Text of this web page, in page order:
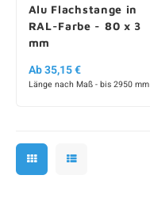
Alu Flachstange in
RAL-Farbe - 80 x 3
mm
Ab 35,15 €
Länge nach Maß - bis 2950 mm